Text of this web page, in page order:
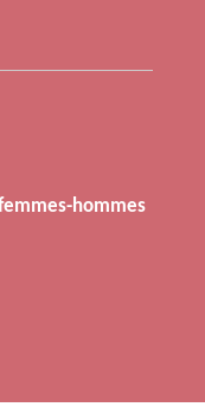
hommes